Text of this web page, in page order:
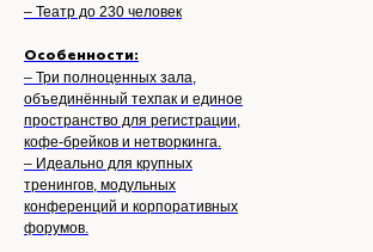
– Театр до 230 человек
Особенности:
– Три полноценных зала,
объединённый техпак и единое
пространство для регистрации,
кофе-брейков и нетворкинга.
– Идеально для крупных
тренингов, модульных
конференций и корпоративных
форумов.